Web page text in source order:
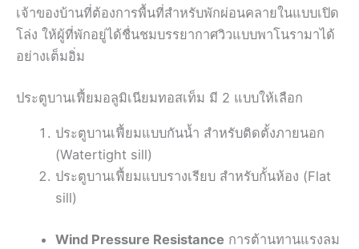
เจ้าของบ้านที่ต้องการพื้นที่สำหรับพักผ่อนคลายในแบบเปิด
โล่ง ให้ผู้ที่พักอยู่ได้ชื่นชมบรรยากาศวิวแบบพาโนรามาได้
อย่างเต็มอิ่ม
ประตูบานเฟี้ยมอลูมิเนียมทอสเท็ม มี 2 แบบให้เลือก
ประตูบานเฟี้ยมแบบกันน้ำ สำหรับติดตั้งภายนอก
(Watertight sill)
ประตูบานเฟี้ยมแบบรางเรียบ สำหรับกั้นห้อง (Flat
sill)
Wind Pressure Resistance การต้านทานแรงลม